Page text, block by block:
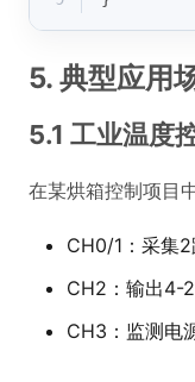
5. 典型应用
5.1 工业温度
在某烘箱控制项目
CH0/1：采集2
CH2：输出4-
CH3：监测电